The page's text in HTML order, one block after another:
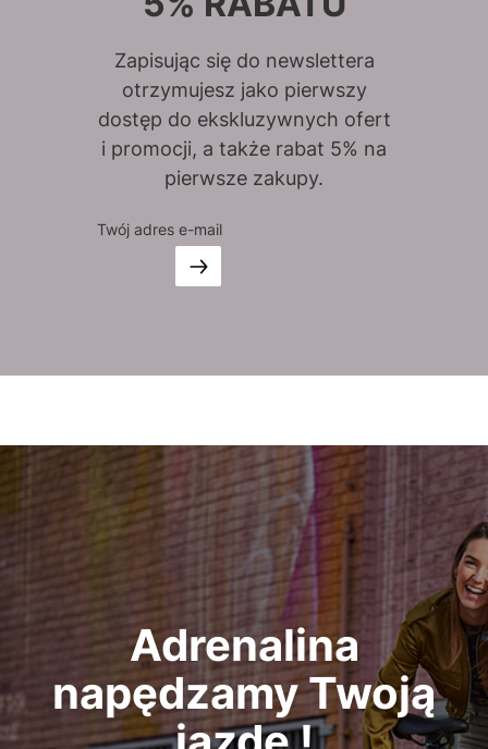
Zapisując się do newslettera
otrzymujesz jako pierwszy
dostęp do ekskluzywnych ofert
i promocji, a także rabat 5% na
pierwsze zakupy.
Twój adres e-mail
Adrenalina
napędzamy Twoją